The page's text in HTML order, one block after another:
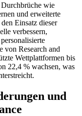
Durchbrüche wie
und erweiterte
Einsatz dieser
verbessern,
von Research and
Wettplattformen bis
22,4 % wachsen, was
und